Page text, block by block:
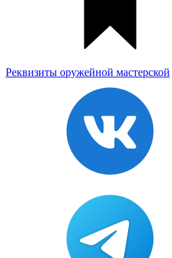
Реквизиты оружейной мастерской